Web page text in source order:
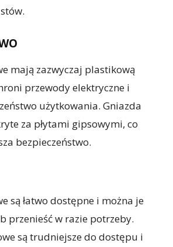
mają zazwyczaj plastikową
przewody elektryczne i
użytkowania. Gniazda
za płytami gipsowymi, co
bezpieczeństwo.
są łatwo dostępne i można je
przenieść w razie potrzeby.
są trudniejsze do dostępu i